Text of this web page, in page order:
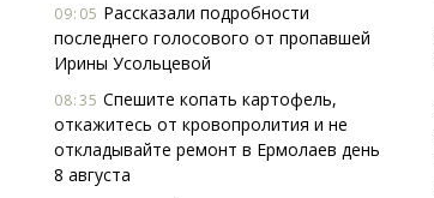
09:05 Рассказали подробности
последнего голосового от пропавшей
Ирины Усольцевой
08:35 Спешите копать картофель,
откажитесь от кровопролития и не
откладывайте ремонт в Ермолаев день
8 августа